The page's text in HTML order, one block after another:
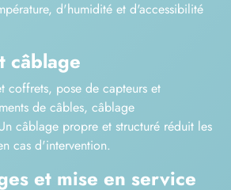
d'humidité et d'accessibilité
câblage
coffrets, pose de capteurs et
de câbles, câblage
câblage propre et structuré réduit les
cas d'intervention.
et mise en service